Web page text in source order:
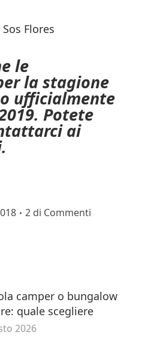
Flores
le
la stagione
ufficialmente
Potete
ai
2 di Commenti
camper o bungalow
quale scegliere
2026